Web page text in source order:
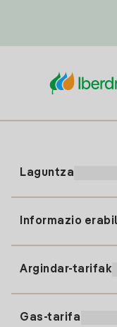
Laguntza
91 919 52 73
Informazio
Argindar-tarifak
Gas-tarifa